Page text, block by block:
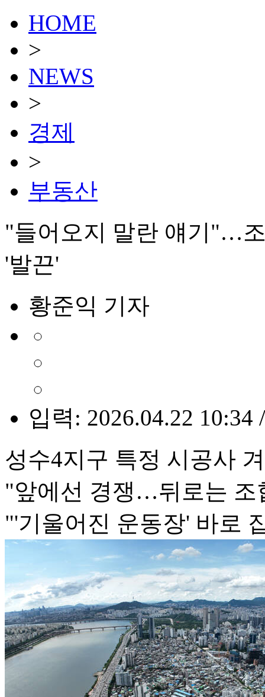
HOME
>
NEWS
>
경제
>
부동산
"들어오지 말란 얘기"…
'발끈'
황준익 기자
입력: 2026.04.22 10:34
성수4지구 특정 시공사
"앞에선 경쟁…뒤로는 조
"'기울어진 운동장' 바로